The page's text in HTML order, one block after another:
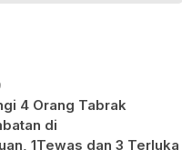
4 Orang Tabrak
di
1Tewas dan 3 Terluka